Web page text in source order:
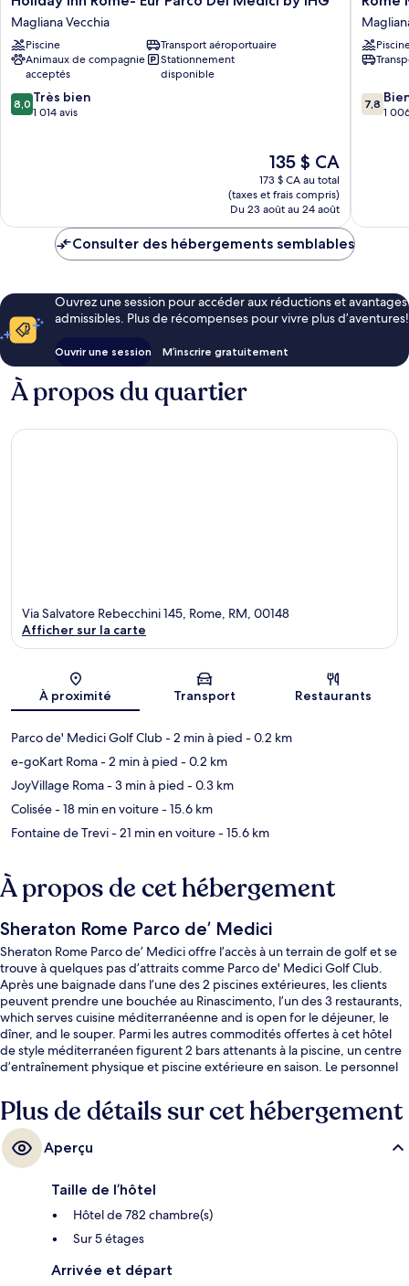
Inn
Rome-
Eur
Parco
Dei
Medici
by
Magliana Vecchia
Piscine
Transport aéroportuaire
Animaux de compagnie
acceptés
Stationnement
disponible
8.0
sur
8,0 Très bien
1 014 avis
Le
prix
est
de
135 $ CA
135 $ CA
173 $ CA au total
(taxes et frais compris)
Du 23 août au 24 août
Marriott
Park
Hotel
7.8
sur
7,8
1
Consulter des hébergements semblables
Ouvrez une session pour accéder aux réductions et avantages
admissibles. Plus de récompenses pour vivre plus d’aventures!
Ouvrir une session M’inscrire gratuitement
À propos du quartier
Carte
Via Salvatore Rebecchini 145, Rome, RM, 00148
Afficher sur la carte
À proximité Transport Restaurants
Parco de' Medici Golf Club- 2 min à pied - 0.2 km
e-goKart Roma- 2 min à pied - 0.2 km
JoyVillage Roma- 3 min à pied - 0.3 km
Colisée- 18 min en voiture- 15.6 km
Fontaine de Trevi- 21 min en voiture- 15.6 km
À propos de cet hébergement
Sheraton Rome Parco de’ Medici
Sheraton Rome Parco de’ Medici offre l’accès à un terrain de golf et se
trouve à quelques pas d’attraits comme Parco de' Medici Golf Club.
Après une baignade dans l’une des 2 piscines extérieures, les clients
peuvent prendre une bouchée au Rinascimento, l’un des 3 restaurants,
which serves cuisine méditerranéenne and is open for le déjeuner, le
dîner, and le souper. Parmi les autres commodités offertes à cet hôtel
de style méditerranéen figurent 2 bars attenants à la piscine, un centre
d’entraînement physique et piscine extérieure en saison. Le personnel
prisés par les voyageurs.
Plus de détails sur cet hébergement
Aperçu
Taille de l’hôtel
Hôtel de 782 chambre(s)
Sur 5 étages
Arrivée et départ